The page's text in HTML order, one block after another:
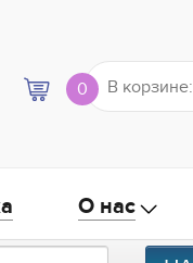
0 В корзине:
О нас